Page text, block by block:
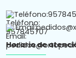
Teléfono:
Email:
Horario de